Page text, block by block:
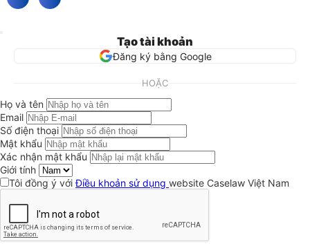
Tạo tài khoản
Đăng ký bằng Google
HOẶC
Họ và tên
Email
Số điện thoại
Mật khẩu
Xác nhận mật khẩu
Giới tính
Tôi đồng ý vớiĐiều khoản sử dụng website Caselaw Việt Nam